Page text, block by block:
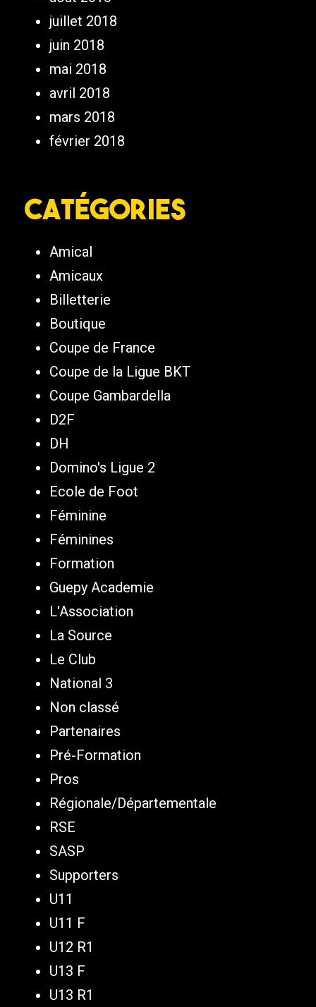
juillet 2018
juin 2018
mai 2018
avril 2018
mars 2018
février 2018
Catégories
Amical
Amicaux
Billetterie
Boutique
Coupe de France
Coupe de la Ligue BKT
Coupe Gambardella
D2F
DH
Domino's Ligue 2
Ecole de Foot
Féminine
Féminines
Formation
Guepy Academie
L'Association
La Source
Le Club
National 3
Non classé
Partenaires
Pré-Formation
Pros
Régionale/Départementale
RSE
SASP
Supporters
U11
U11 F
U12 R1
U13 F
U13 R1